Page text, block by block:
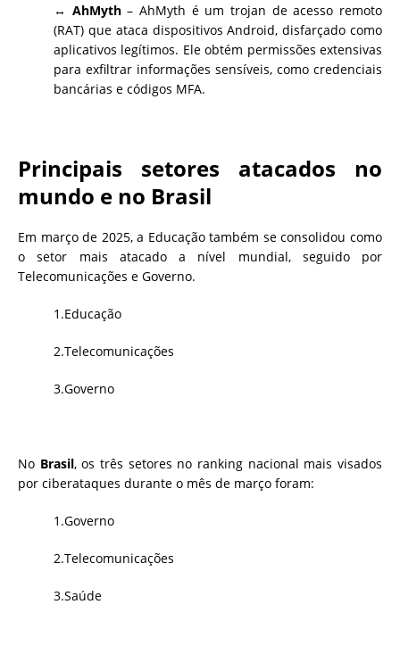
↔ AhMyth– AhMyth é um trojan de acesso remoto
(RAT) que ataca dispositivos Android, disfarçado como
aplicativos legítimos. Ele obtém permissões extensivas
para exfiltrar informações sensíveis, como credenciais
bancárias e códigos MFA.
Principais setores atacados no
mundo e no Brasil
Em março de 2025, a Educação também se consolidou como
o setor mais atacado a nível mundial, seguido por
Telecomunicações e Governo.
1.Educação
2.Telecomunicações
3.Governo
No Brasil, os três setores no ranking nacional mais visados
por ciberataques durante o mês de março foram:
1.Governo
2.Telecomunicações
3.Saúde